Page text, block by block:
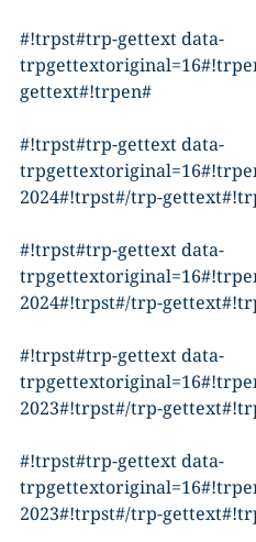
#!trpst#trp-gettext data-
gettext#!trpen#
#!trpst#trp-gettext data-
2024#!trpst#/trp-
#!trpst#trp-gettext data-
2024#!trpst#/trp-
#!trpst#trp-gettext data-
2023#!trpst#/trp-
#!trpst#trp-gettext data-
2023#!trpst#/trp-